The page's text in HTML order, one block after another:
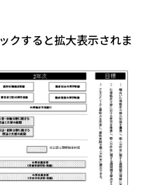
クすると拡大表示されま